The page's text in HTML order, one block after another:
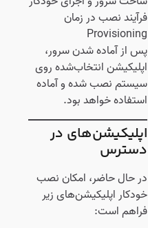
فرآیند نصب در زمان
Provisioning
پس از آماده شدن سرور،
اپلیکیشن انتخاب‌شده روی
سیستم نصب شده و آماده
استفاده خواهد بود.
اپلیکیشن‌های در
دسترس
در حال حاضر، امکان نصب
خودکار اپلیکیشن‌های زیر
فراهم است: